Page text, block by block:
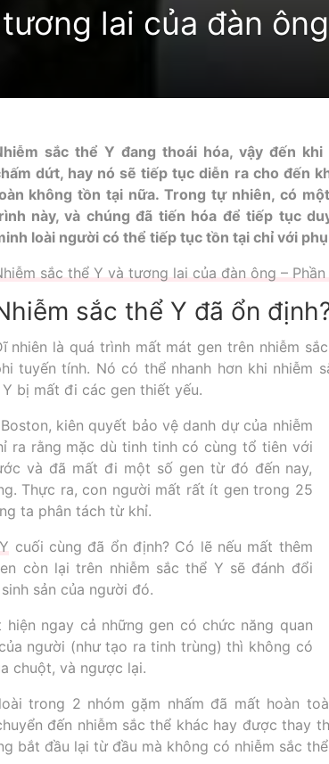
lai của đàn
sắc thể Y đang thoái hóa, vậy đến
dứt, hay nó sẽ tiếp tục diễn ra cho đến
không tồn tại nữa. Trong tự nhiên, có
này, và chúng đã tiến hóa để tiếp tục
loài người có thể tiếp tục tồn tại chỉ với
sắc thể Y và tương lai của đàn ông – Phần
sắc thể Y đã ổn
nhiên là quá trình mất mát gen trên nhiễm
tuyến tính. Nó có thể nhanh hơn khi nhiễm
bị mất đi các gen thiết yếu.
kiên quyết bảo vệ danh dự của nhiễm
ra rằng mặc dù tinh tinh có cùng tổ tiên với
và đã mất đi một số gen từ đó đến nay,
Thực ra, con người mất rất ít gen trong 25
ta phân tách từ khỉ.
cuối cùng đã ổn định? Có lẽ nếu mất thêm
còn lại trên nhiễm sắc thể Y sẽ đánh đổi
sản của người đó.
ngay cả những gen có chức năng quan
người (như tạo ra tinh trùng) thì không có
chuột, và ngược lại.
trong 2 nhóm gặm nhấm đã mất hoàn
đến nhiễm sắc thể khác hay được thay
bắt đầu lại từ đầu mà không có nhiễm sắc thể